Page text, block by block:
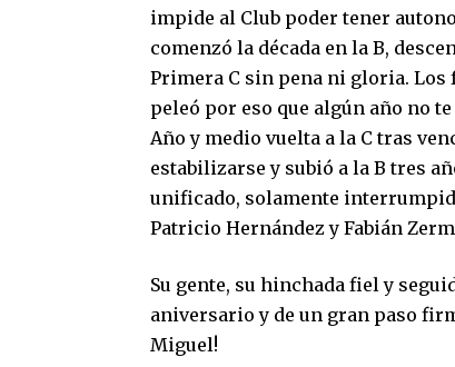
impide al Club poder tener
comenzó la década en la B,
Primera C sin pena ni gloria. Los
peleó por eso que algún año no
Año y medio vuelta a la C tras
estabilizarse y subió a la B tres
unificado, solamente
Patricio Hernández y Fabián
Su gente, su hinchada fiel y
aniversario y de un gran paso
Miguel!